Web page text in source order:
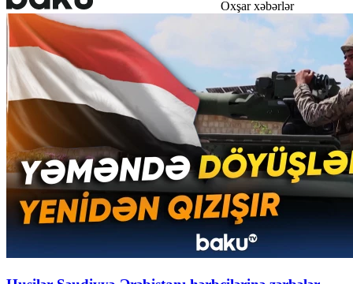
Oxşar xəbərlər